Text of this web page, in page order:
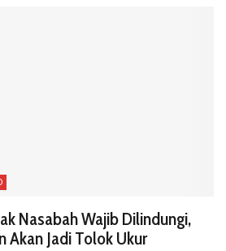
Nasabah Wajib Dilindungi,
Akan Jadi Tolok Ukur